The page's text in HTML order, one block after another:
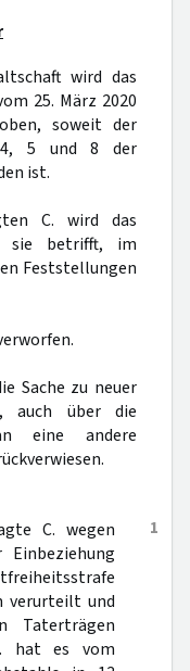
wird das
25. März 2020
soweit der
4, 5 und 8 der
ist.
C. wird das
sie betrifft, im
Feststellungen
Sache zu neuer
auch über die
eine andere
1
C. wegen
Einbeziehung
verurteilt und
Taterträgen
hat es vom